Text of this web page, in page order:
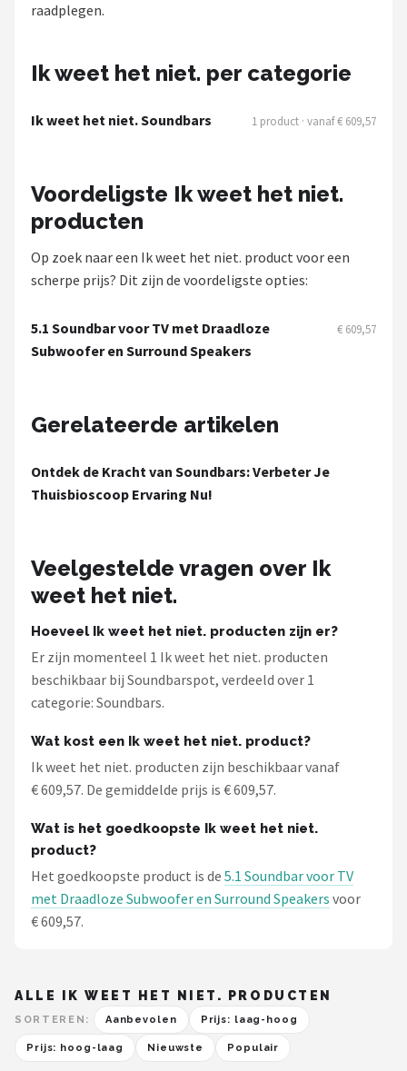
Power Dynamics
Soundskins
JBL
Fenton
Dali
Carlinkit
Alle merken →
raadplegen.
Ik weet het niet. per categorie
Ik weet het niet. Soundbars 1 product · vanaf € 609,57
Voordeligste Ik weet het niet.
producten
Op zoek naar een Ik weet het niet. product voor een
scherpe prijs? Dit zijn de voordeligste opties:
5.1 Soundbar voor TV met Draadloze
Subwoofer en Surround Speakers
€ 609,57
Gerelateerde artikelen
Ontdek de Kracht van Soundbars: Verbeter Je
Thuisbioscoop Ervaring Nu!
Veelgestelde vragen over Ik
weet het niet.
Hoeveel Ik weet het niet. producten zijn er?
Er zijn momenteel 1 Ik weet het niet. producten
beschikbaar bij Soundbarspot, verdeeld over 1
categorie: Soundbars.
Wat kost een Ik weet het niet. product?
Ik weet het niet. producten zijn beschikbaar vanaf
€ 609,57. De gemiddelde prijs is € 609,57.
Wat is het goedkoopste Ik weet het niet.
product?
Het goedkoopste product is de 5.1 Soundbar voor TV
met Draadloze Subwoofer en Surround Speakers voor
€ 609,57.
ALLE IK WEET HET NIET. PRODUCTEN
SORTEREN: Aanbevolen Prijs: laag-hoog
Prijs: hoog-laag Nieuwste Populair